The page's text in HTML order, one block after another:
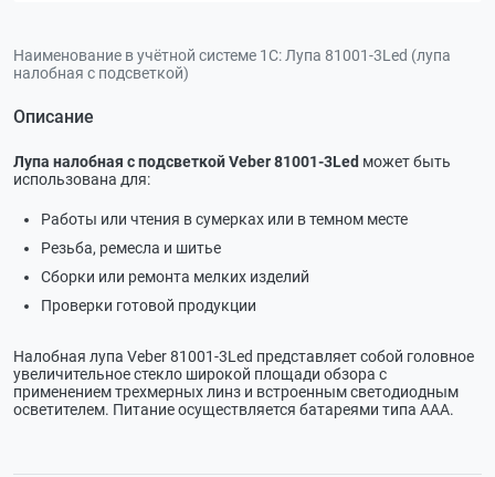
Наименование в учётной системе 1С: Лупа 81001-3Led (лупа
налобная с подсветкой)
Описание
Лупа налобная с подсветкой Veber 81001-3Led может быть
использована для:
Работы или чтения в сумерках или в темном месте
Резьба, ремесла и шитье
Сборки или ремонта мелких изделий
Проверки готовой продукции
Налобная лупа Veber 81001-3Led представляет собой головное
увеличительное стекло широкой площади обзора с
применением трехмерных линз и встроенным светодиодным
осветителем. Питание осуществляется батареями типа AAA.